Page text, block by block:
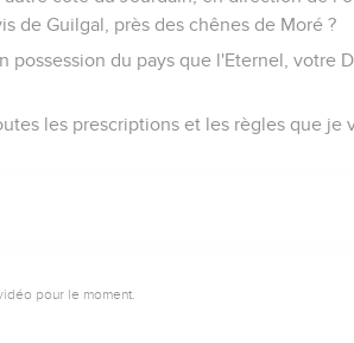
de Guilgal, près des chênes de Moré ?
possession du pays que l'Eternel, votre
les prescriptions et les règles que je
pour le moment.